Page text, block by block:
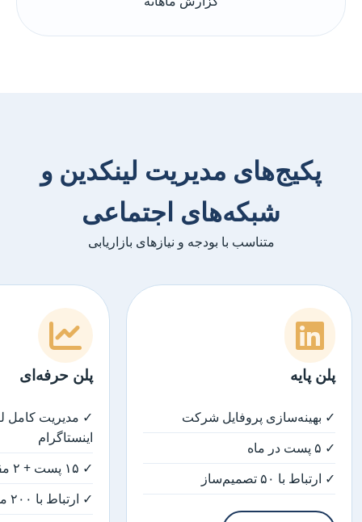
پکیج‌های مدیریت لینکدین و
شبکه‌های اجتماعی
متناسب با بودجه و نیازهای بازاریابی
پلن پایه
✓ بهینه‌سازی پروفایل شرکت
✓ ۵ پست در ماه
✓ ارتباط با ۵۰ تصمیم‌ساز
پلن حرفه‌ای
✓ مدیریت کامل
اینستاگرام
✓ ۱۵ پست + ۲ مقاله ماهانه
✓ ارتباط با ۲۰۰ مخاطب هدف